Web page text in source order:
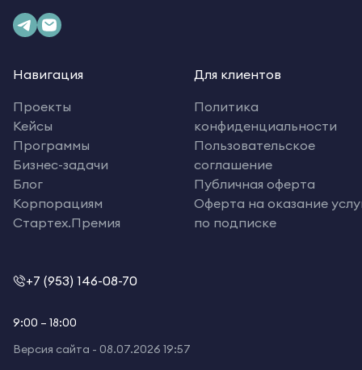
Навигация
Проекты
Кейсы
Программы
Бизнес-задачи
Блог
Корпорациям
Стартех.Премия
Для клиентов
Политика
конфиденциальности
Пользовательское
соглашение
Публичная оферта
Оферта на оказание
по подписке
+7 (953) 146-08-70
9:00 – 18:00
Версия сайта - 08.07.2026 19:57